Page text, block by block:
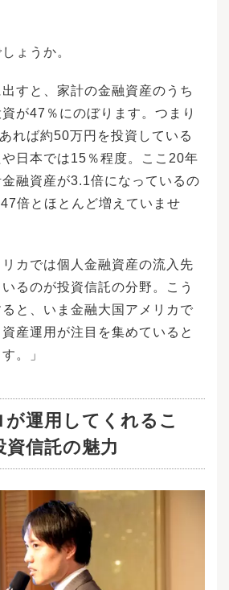
ょうか。
出すと、家計の金融資産のうち
が47％にのぼります。つまり
れば約50万円を投資している
日本では15％程度。ここ20年
融資産が3.1倍になっているの
倍とほとんど増えていませ
リカでは個人金融資産の流入先
るのが投資信託の分野。こう
と、いま金融大国アメリカで
産運用が注目を集めていると
。」
が運用してくれるこ
資信託の魅力